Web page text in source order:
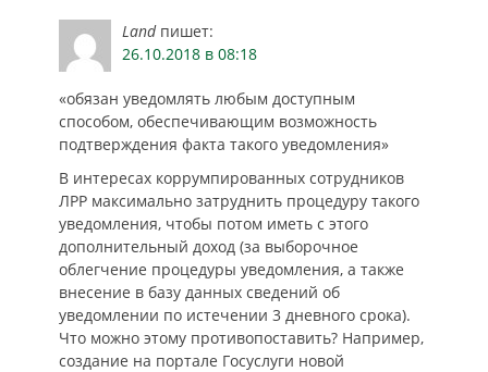
Land пишет:
26.10.2018 в 08:18
«обязан уведомлять любым доступным
способом, обеспечивающим возможность
подтверждения факта такого уведомления»
В интересах коррумпированных сотрудников
ЛРР максимально затруднить процедуру такого
уведомления, чтобы потом иметь с этого
дополнительный доход (за выборочное
облегчение процедуры уведомления, а также
внесение в базу данных сведений об
уведомлении по истечении 3 дневного срока).
Что можно этому противопоставить? Например,
создание на портале Госуслуги новой